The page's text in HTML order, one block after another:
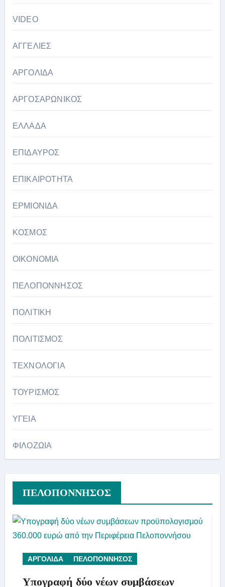
VIDEO
ΑΓΓΕΛΙΕΣ
ΑΡΓΟΛΙΔΑ
ΑΡΓΟΣΑΡΩΝΙΚΟΣ
ΕΛΛΑΔΑ
ΕΠΙΔΑΥΡΟΣ
ΕΠΙΚΑΙΡΟΤΗΤΑ
ΕΡΜΙΟΝΙΔΑ
ΚΟΣΜΟΣ
ΟΙΚΟΝΟΜΙΑ
ΠΕΛΟΠΟΝΝΗΣΟΣ
ΠΟΛΙΤΙΚΗ
ΠΟΛΙΤΙΣΜΟΣ
ΤΕΧΝΟΛΟΓΙΑ
ΤΟΥΡΙΣΜΟΣ
ΥΓΕΙΑ
ΦΙΛΟΖΩΙΑ
ΠΕΛΟΠΟΝΝΗΣΟΣ
ΑΡΓΟΛΙΔΑ ΠΕΛΟΠΟΝΝΗΣΟΣ
Υπογραφή δύο νέων συμβάσεων